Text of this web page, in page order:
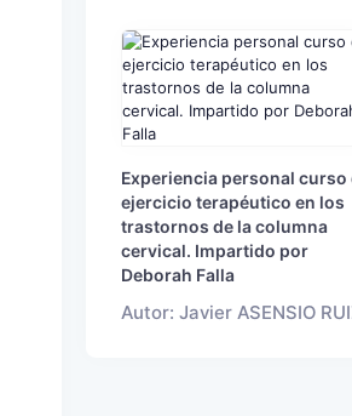
Experiencia personal curso
ejercicio terapéutico en los
trastornos de la columna
cervical. Impartido por
Deborah Falla
Autor: Javier ASENSIO